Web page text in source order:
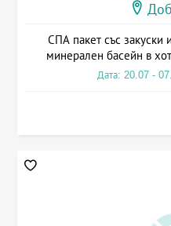
СПА пакет със закуски
минерален басейн в
Дата: 20.07 -